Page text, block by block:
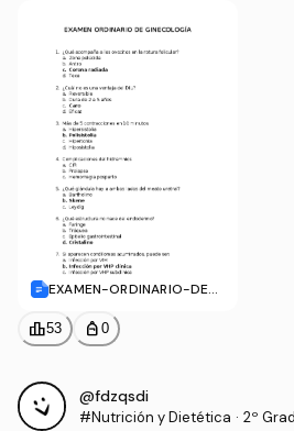
EXAMEN-ORDINARIO-DE-
leaderboard53 personal_bag 0
@fdzqsdi
#Nutrición y Dietética · 2º